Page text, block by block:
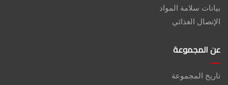
بيانات سلامة المواد
الإتصال الغذائي
عن المجموعة
تاريخ المجموعة